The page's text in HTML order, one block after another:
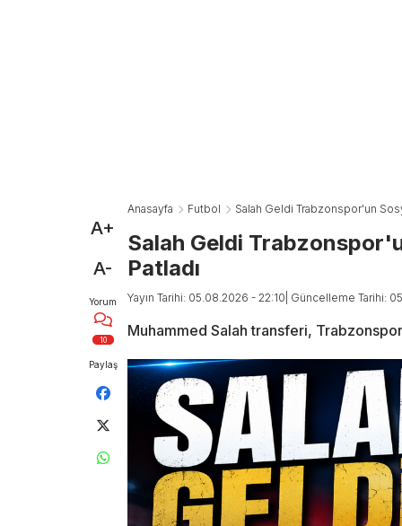
A+
A-
Yorum
10
Paylaş
Anasayfa Futbol Salah Geldi Trabzonspor'un
Salah Geldi
Patladı
Yayın Tarihi: 05.08.2026 - 22:10 | Güncelleme Tarihi:
Muhammed Salah transferi,